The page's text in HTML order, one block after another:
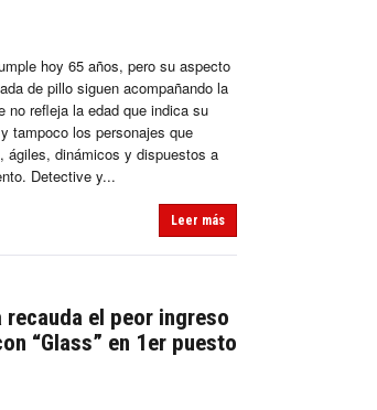
hoy 65 años, pero su aspecto
de pillo siguen acompañando la
no refleja la edad que indica su
tampoco los personajes que
ágiles, dinámicos y dispuestos a
Detective y...
Leer más
recauda el peor ingreso
“Glass” en 1er puesto